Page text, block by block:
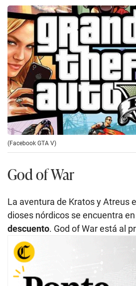
(Facebook GTA V)
God of War
La aventura de Kratos y Atreus
dioses nórdicos se encuentra
descuento. God of War está al